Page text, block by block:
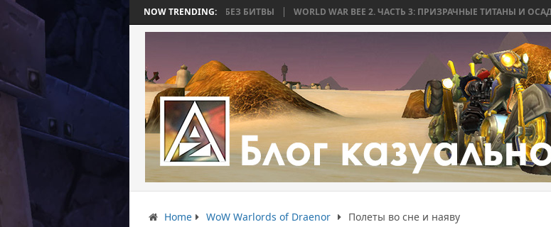
NOW TRENDING:
4: ВОЙНА, КОТОРАЯ ЗАКОНЧИЛАСЬ БЕЗ БИТВЫ WORLD WAR BEE 2. ЧАСТЬ 3: ПРИЗРАЧНЫЕ ТИТАНЫ И ОСАДА НА ИЗМОР
Home WoW Warlords of Draenor Полеты во сне и наяву